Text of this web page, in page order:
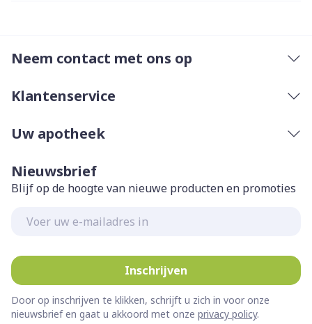
Neem contact met ons op
Klantenservice
Uw apotheek
Nieuwsbrief
Blijf op de hoogte van nieuwe producten en promoties
Inschrijven
Door op inschrijven te klikken, schrijft u zich in voor onze
nieuwsbrief en gaat u akkoord met onze privacy policy.